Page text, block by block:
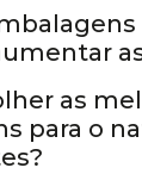
as
para o